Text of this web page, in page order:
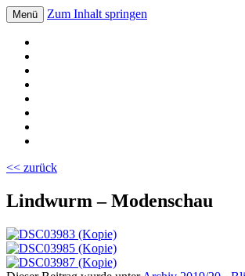
Volksschule Bad
Menü Zum Inhalt springen
<< zurück
Lindwurm – Modenschau